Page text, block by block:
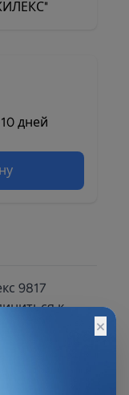
дней
9817
к
или насосу-
один дюйм, а
×